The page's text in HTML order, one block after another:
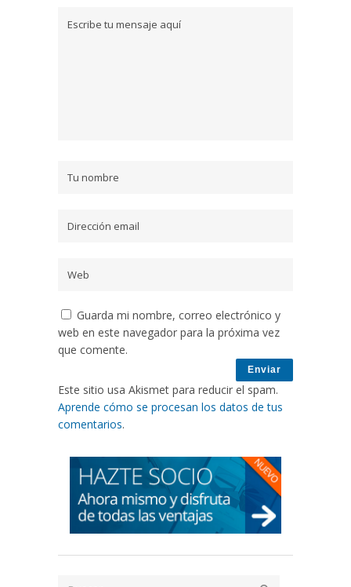
Guarda mi nombre, correo electrónico y
web en este navegador para la próxima vez
que comente.
Este sitio usa Akismet para reducir el spam.
Aprende cómo se procesan los datos de tus
comentarios.